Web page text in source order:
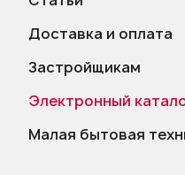
Доставка и оплата
Застройщикам
Электронный
Малая бытовая